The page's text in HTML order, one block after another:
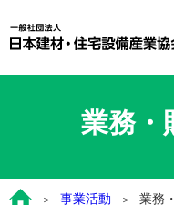
業務・
事業活動 業務